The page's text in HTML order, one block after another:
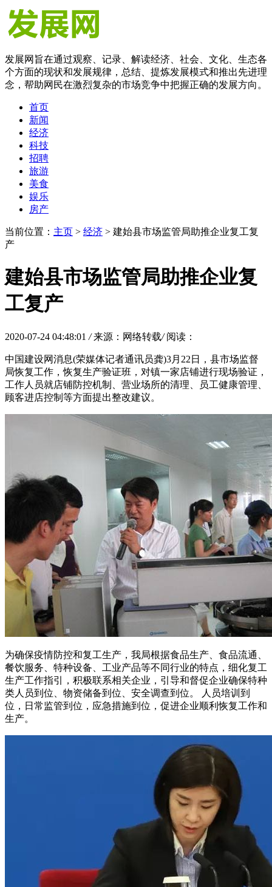
发展网旨在通过观察、记录、解读经济、社会、文化、生态各
个方面的现状和发展规律，总结、提炼发展模式和推出先进理
念，帮助网民在激烈复杂的市场竞争中把握正确的发展方向。
首页
新闻
经济
科技
招聘
旅游
美食
娱乐
房产
当前位置： 主页 > 经济 > 建始县市场监管局助推企业复工复
产
建始县市场监管局助推企业复
工复产
2020-07-24 04:48:01 / 来源：网络转载/ 阅读：
中国建设网消息(荣媒体记者通讯员龚)3月22日，县市场监督
局恢复工作，恢复生产验证班，对镇一家店铺进行现场验证，
工作人员就店铺防控机制、营业场所的清理、员工健康管理、
顾客进店控制等方面提出整改建议。
为确保疫情防控和复工生产，我局根据食品生产、食品流通、
餐饮服务、特种设备、工业产品等不同行业的特点，细化复工
生产工作指引，积极联系相关企业，引导和督促企业确保特种
类人员到位、物资储备到位、安全调查到位。 人员培训到
位，日常监管到位，应急措施到位，促进企业顺利恢复工作和
生产。